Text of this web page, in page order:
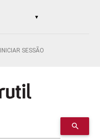
▼
INICIAR SESSÃO
search